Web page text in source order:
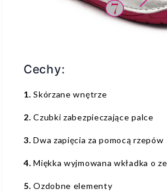
Cechy:
1.Skórzane wnętrze
2. Czubki zabezpieczające palce
3.Dwa zapięcia za pomocą rzepów
4. Miękka wyjmowana wkładka o
5. Ozdobne elementy